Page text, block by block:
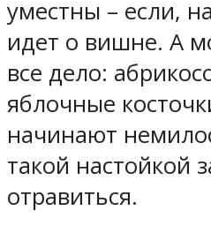
уместны – если,
идет о вишне. А
все дело:
яблочные
начинают
такой настойкой
отравиться.